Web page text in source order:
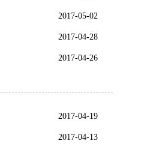
2017-05-02
2017-04-28
2017-04-26
2017-04-19
2017-04-13